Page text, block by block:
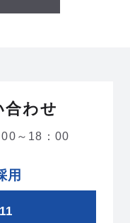
合わせ
～18：00
用説明動画